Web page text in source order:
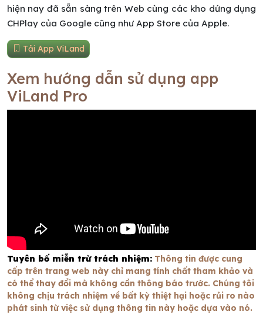
hiện nay đã sẵn sàng trên Web cùng các kho dứng dụng
CHPlay của Google cũng như App Store của Apple.
Tải App ViLand
Xem hướng dẫn sử dụng app
ViLand Pro
Tuyên bố miễn trừ trách nhiệm: Thông tin được cung
cấp trên trang web này chỉ mang tính chất tham khảo và
có thể thay đổi mà không cần thông báo trước. Chúng tôi
không chịu trách nhiệm về bất kỳ thiệt hại hoặc rủi ro nào
phát sinh từ việc sử dụng thông tin này hoặc dựa vào nó.